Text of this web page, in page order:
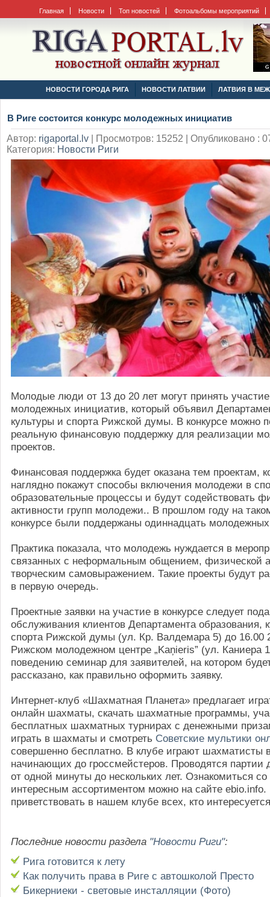
Главная Новости Топ новостей Фотоальбомы мероприятий
НОВОСТИ ГОРОДА РИГА НОВОСТИ ЛАТВИИ ЛАТВИЯ В
В Риге состоится конкурс молодежных инициатив
Автор: rigaportal.lv
Просмотров: 15252 | Опубликовано :
Категория: Новости Риги
Молодые люди от 13 до 20 лет могут принять участие
молодежных инициатив, который объявил
культуры и спорта Рижской думы. В конкурсе можно
реальную финансовую поддержку для реализации
проектов.
Финансовая поддержка будет оказана тем проектам,
наглядно покажут способы включения молодежи в
образовательные процессы и будут содействовать
активности групп молодежи.. В прошлом году на
конкурсе были поддержаны одиннадцать молодежных
Практика показала, что молодежь нуждается в
связанных с неформальным общением, физической
творческим самовыражением. Такие проекты будут
в первую очередь.
Проектные заявки на участие в конкурсе следует
обслуживания клиентов Департамента образования,
спорта Рижской думы (ул. Кр. Валдемара 5) до 16.00
Рижском молодежном центре „Kaņieris” (ул. Каниера
поведению семинар для заявителей, на котором
рассказано, как правильно оформить заявку.
Интернет-клуб «Шахматная Планета» предлагает
онлайн шахматы, скачать шахматные программы,
бесплатных шахматных турнирах с денежными
играть в шахматы и смотреть Советские мультики
совершенно бесплатно. В клубе играют шахматисты
начинающих до гроссмейстеров. Проводятся партии
от одной минуты до нескольких лет. Ознакомиться
интересным ассортиментом можно на сайте
приветствовать в нашем клубе всех, кто
Последние новости раздела "Новости Риги":
Рига готовится к лету
Как получить права в Риге с автошколой Престо
Бикерниеки - световые инсталляции (Фото)